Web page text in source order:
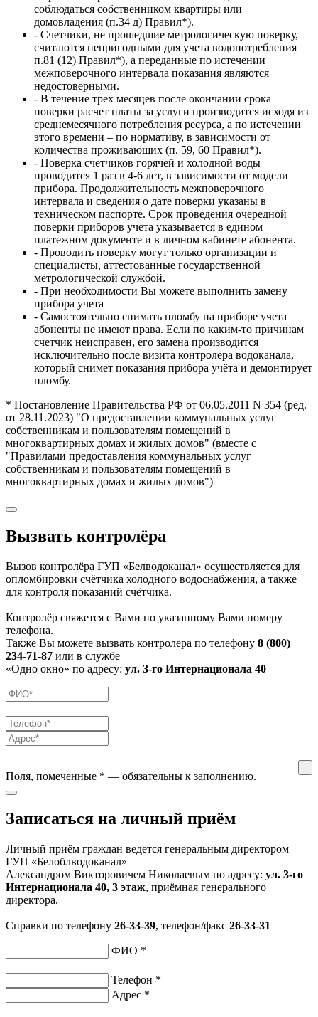
соблюдаться собственником квартиры или
домовладения (п.34 д) Правил*).
- Счетчики, не прошедшие метрологическую поверку,
считаются непригодными для учета водопотребления
п.81 (12) Правил*), а переданные по истечении
межповерочного интервала показания являются
недостоверными.
- В течение трех месяцев после окончании срока
поверки расчет платы за услуги производится исходя из
среднемесячного потребления ресурса, а по истечении
этого времени – по нормативу, в зависимости от
количества проживающих (п. 59, 60 Правил*).
- Поверка счетчиков горячей и холодной воды
проводится 1 раз в 4-6 лет, в зависимости от модели
прибора. Продолжительность межповерочного
интервала и сведения о дате поверки указаны в
техническом паспорте. Срок проведения очередной
поверки приборов учета указывается в едином
платежном документе и в личном кабинете абонента.
- Проводить поверку могут только организации и
специалисты, аттестованные государственной
метрологической службой.
- При необходимости Вы можете выполнить замену
прибора учета
- Самостоятельно снимать пломбу на приборе учета
абоненты не имеют права. Если по каким-то причинам
счетчик неисправен, его замена производится
исключительно после визита контролёра водоканала,
который снимет показания прибора учёта и демонтирует
пломбу.
* Постановление Правительства РФ от 06.05.2011 N 354 (ред.
от 28.11.2023) "О предоставлении коммунальных услуг
собственникам и пользователям помещений в
многоквартирных домах и жилых домов" (вместе с
"Правилами предоставления коммунальных услуг
собственникам и пользователям помещений в
многоквартирных домах и жилых домов")
Вызвать контролёра
Вызов контролёра ГУП «Белводоканал» осуществляется для
опломбировки счётчика холодного водоснабжения, а также
для контроля показаний счётчика.
Контролёр свяжется с Вами по указанному Вами номеру
телефона.
Также Вы можете вызвать контролера по телефону 8 (800)
234-71-87 или в службе
«Одно окно» по адресу: ул. 3-го Интернационала 40
Поля, помеченные * — обязательны к заполнению.
Записаться на личный приём
Личный приём граждан ведется генеральным директором
ГУП «Белоблводоканал»
Александром Викторовичем Николаевым по адресу: ул. 3-го
Интернационала 40, 3 этаж, приёмная генерального
директора.
Справки по телефону 26-33-39, телефон/факс 26-33-31
ФИО *
Телефон *
Адрес *